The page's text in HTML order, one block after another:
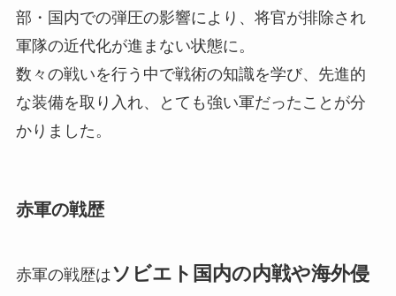
部・国内での弾圧の影響により、将官が排除され
軍隊の近代化が進まない状態に。
数々の戦いを行う中で戦術の知識を学び、先進的
な装備を取り入れ、とても強い軍だったことが分
かりました。
赤軍の戦歴
赤軍の戦歴はソビエト国内の内戦や海外侵